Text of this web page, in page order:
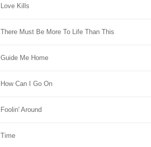
Love Kills
There Must Be More To Life Than This
Guide Me Home
How Can I Go On
Foolin' Around
Time